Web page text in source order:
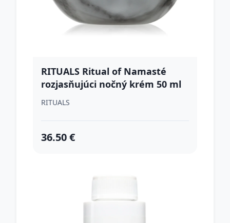
RITUALS Ritual of Namasté
rozjasňujúci nočný krém 50 ml
RITUALS
36.50 €